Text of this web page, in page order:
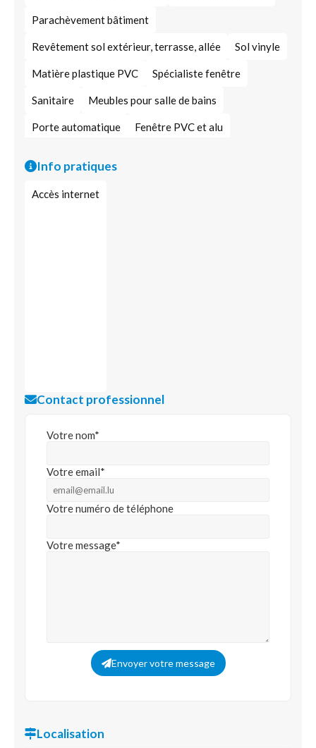
Parachèvement bâtiment
Revêtement sol extérieur, terrasse, allée Sol vinyle
Matière plastique PVC Spécialiste fenêtre
Sanitaire Meubles pour salle de bains
Porte automatique Fenêtre PVC et alu
Info pratiques
Accès internet
Contact professionnel
Votre nom*
Votre email*
Votre numéro de téléphone
Votre message*
Envoyer votre message
Localisation